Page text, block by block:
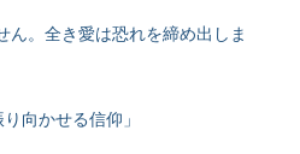
ん。全き愛は恐れを締め出しま
向かせる信仰」